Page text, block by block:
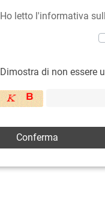
Ho letto l'informativa
Dimostra di non essere